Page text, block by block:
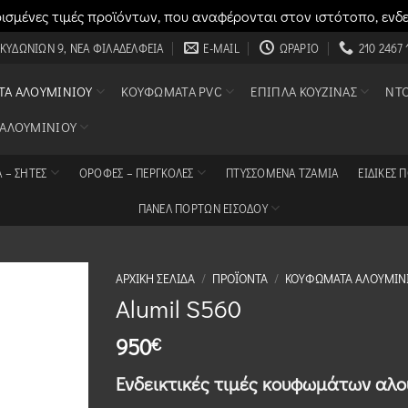
τιμές προϊόντων, που αναφέρονται στον ιστότοπο,
9, ΝΈΑ ΦΙΛΑΔΈΛΦΕΙΑ E-MAIL ΩΡΆΡΙΟ 210 2467
ΑΛΟΥΜΙΝΊΟΥ ΚΟΥΦΏΜΑΤΑ PVC ΈΠΙΠΛΑ ΚΟΥΖΊΝΑΣ
– ΣΗΤΕΣ ΟΡΟΦΈΣ – ΠΈΡΓΚΟΛΕΣ ΠΤΥΣΣΌΜΕΝΑ ΤΖΆΜΙΑ ΕΙΔΙΚΈΣ
ΠΑΝΕΛ ΠΟΡΤΩΝ ΕΙΣΟΔΟΥ
ΑΡΧΙΚΉ ΣΕΛΊΔΑ / ΠΡΟΪΌΝΤΑ / ΚΟΥΦΏΜΑΤΑ
Alumil S560
950€
Ενδεικτικές τιμές κουφωμάτων